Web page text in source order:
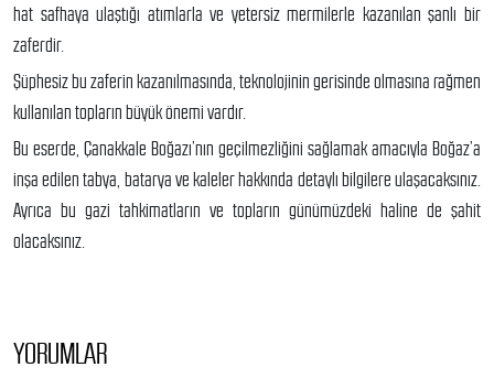
hat safhaya ulaştığı atımlarla ve yetersiz mermilerle kazanılan şanlı bir
zaferdir.
Şüphesiz bu zaferin kazanılmasında, teknolojinin gerisinde olmasına rağmen
kullanılan topların büyük önemi vardır.
Bu eserde, Çanakkale Boğazı’nın geçilmezliğini sağlamak amacıyla Boğaz’a
inşa edilen tabya, batarya ve kaleler hakkında detaylı bilgilere ulaşacaksınız.
Ayrıca bu gazi tahkimatların ve topların günümüzdeki haline de şahit
olacaksınız.
YORUMLAR